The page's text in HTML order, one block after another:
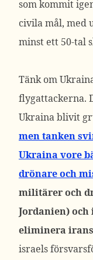
som kommit
civila mål, med
minst ett 50-tal
Tänk om
flygattackerna.
Ukraina blivit
men tanken
Ukraina vore
drönare och
militärer och
Jordanien)
eliminera
israels